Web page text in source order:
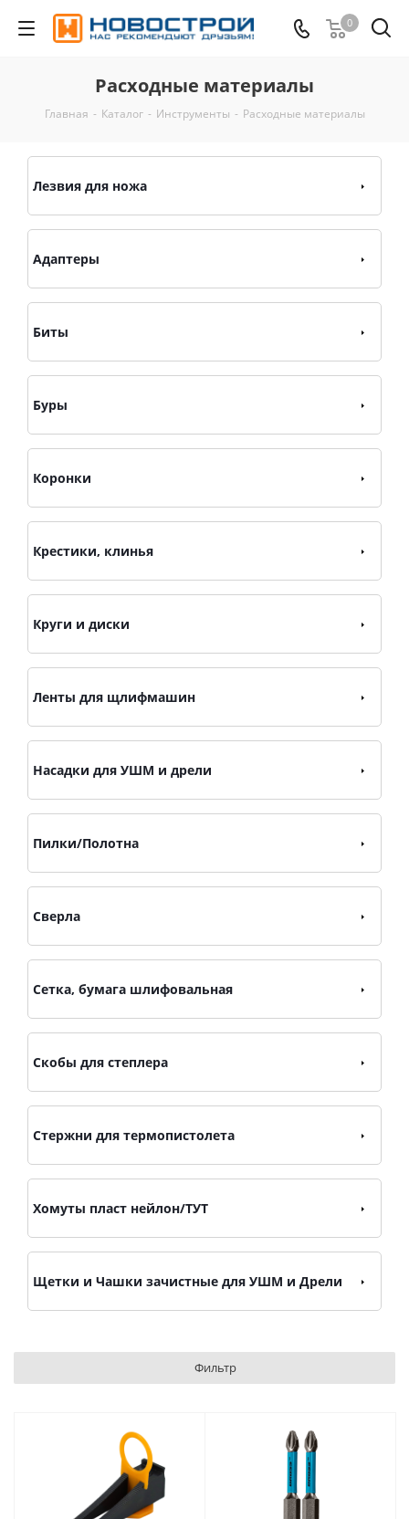
0
Расходные материалы
Главная - Каталог - Инструменты - Расходные материалы
Лезвия для ножа
Адаптеры
Биты
Буры
Коронки
Крестики, клинья
Круги и диски
Ленты для щлифмашин
Насадки для УШМ и дрели
Пилки/Полотна
Сверла
Сетка, бумага шлифовальная
Скобы для степлера
Стержни для термопистолета
Хомуты пласт нейлон/ТУТ
Щетки и Чашки зачистные для УШМ и Дрели
Фильтр